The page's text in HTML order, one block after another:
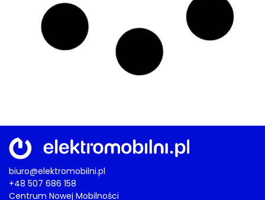
Czeski debiut w rozmiarze XXL
Skoda Peaq. Nowy elektryczny
flagowiec marki ma siedem miejsc i
do 640 km zasięgu
AKTUALNOŚCI,AUTOBUSY,BIZNES,POJAZDY,SOLARIS
Autobusowe ambicje CAF
Solaris: Nowa hala produkcyjna
zwiększy moce produkcyjne o 500
miejskich pojazdów rocznie